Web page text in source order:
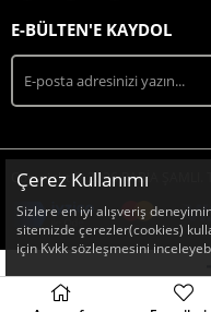
E-BÜLTEN'E KAYDOL
Copyright © 2026 RABİA ŞAMLI.
Çerez Kullanımı
Sizlere en iyi alışveriş
sitemizde çerezler(cookies)
için Kvkk sözleşmesini